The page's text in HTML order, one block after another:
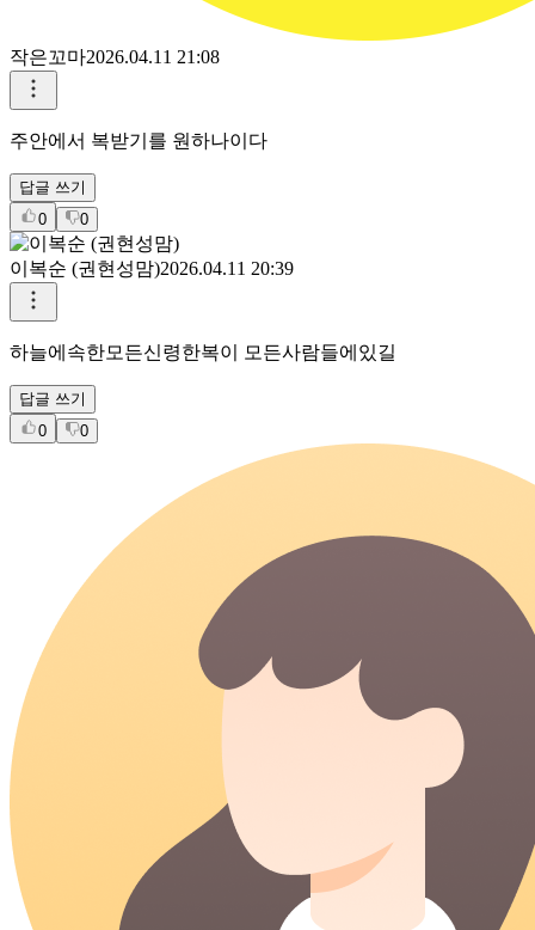
작은꼬마2026.04.11 21:08
주안에서 복받기를 원하나이다
답글 쓰기
0
0
이복순 (권현성맘)2026.04.11 20:39
하늘에속한모든신령한복이 모든사람들에있길
답글 쓰기
0
0